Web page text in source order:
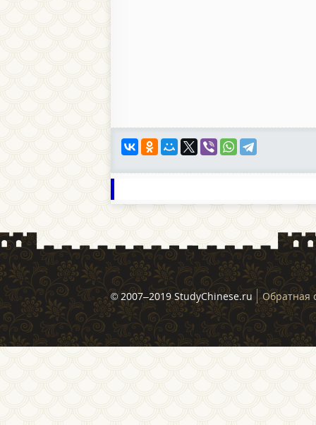
© 2007–2019 StudyChinese.ru Обратная